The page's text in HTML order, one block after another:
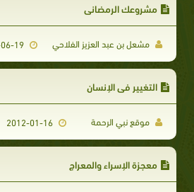
مشروعك الرمضاني
مشعل بن عبد العزيز الفلاحي 2014-06-19
التغيير في الإنسان
موقع نبي الرحمة 2012-01-16
معجزة الإسراء والمعراج